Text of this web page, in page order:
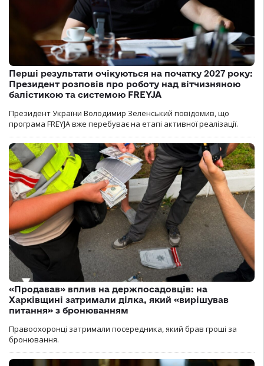
Перші результати очікуються на початку 2027 року:
Президент розповів про роботу над вітчизняною
балістикою та системою FREYJA
Президент України Володимир Зеленський повідомив, що
програма FREYJA вже перебуває на етапі активної реалізації.
«Продавав» вплив на держпосадовців: на
Харківщині затримали ділка, який «вирішував
питання» з бронюванням
Правоохоронці затримали посередника, який брав гроші за
бронювання.